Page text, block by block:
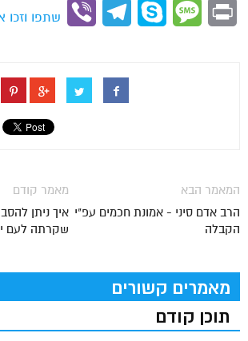
Print
Message
Skype
Telegram
Viber
שתפו
מאמר קודם
איך ניתן
שקרתה לעם
המאמר הבא
הרב אדם סיני - אמונת חכמים עפ"י
הקבלה
מאמרים קשורים
תוכן קודם